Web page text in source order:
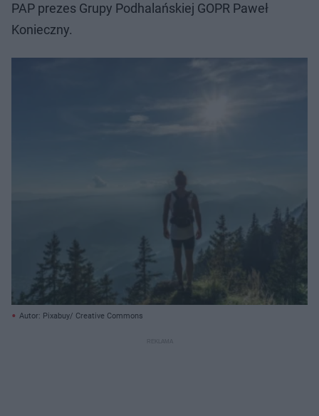
PAP prezes Grupy Podhalańskiej GOPR Paweł
Konieczny.
Autor: Pixabuy/ Creative Commons